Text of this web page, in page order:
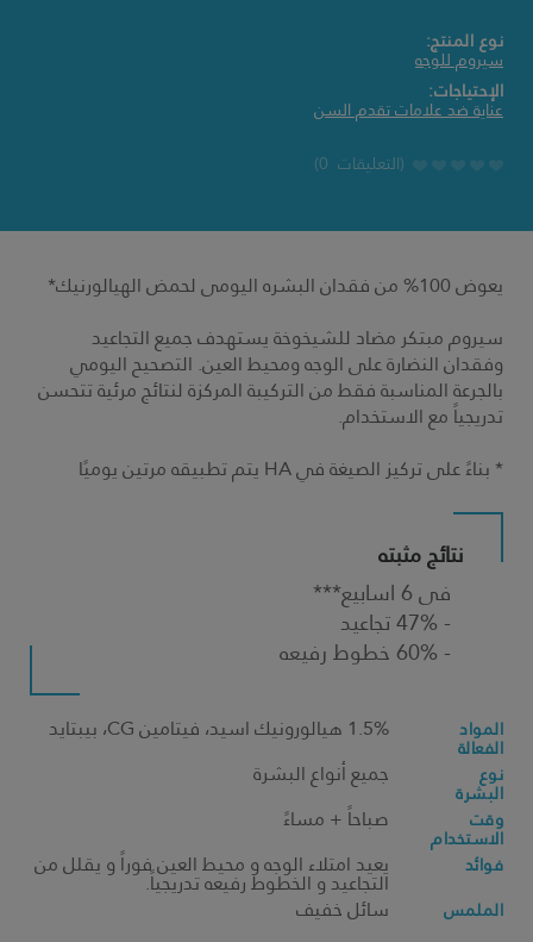
نوع المنتج:
سيروم للوجه
الإحتياجات:
عناية ضد علامات تقدم السن
التعليقات 0
يعوض 100% من فقدان البشره اليومى لحمض الهيالورنيك*
سيروم مبتكر مضاد للشيخوخة يستهدف جميع التجاعيد
وفقدان النضارة على الوجه ومحيط العين. التصحيح اليومي
بالجرعة المناسبة فقط من التركيبة المركزة لنتائج مرئية تتحسن
تدريجياً مع الاستخدام.
* بناءً على تركيز الصيغة في HA يتم تطبيقه مرتين يوميًا
نتائج مثبته
فى 6 اسابيع***
- 47% تجاعيد
- 60% خطوط رفيعه
المواد
الفعالة
1.5% هيالورونيك اسيد، فيتامين CG، بيبتايد
نوع
البشرة
جميع أنواع البشرة
وقت
الاستخدام
صباحاً + مساءً
فوائد يعيد امتلاء الوجه و محيط العين فوراً و يقلل من
التجاعيد و الخطوط رفيعه تدريجياً.
الملمس سائل خفيف